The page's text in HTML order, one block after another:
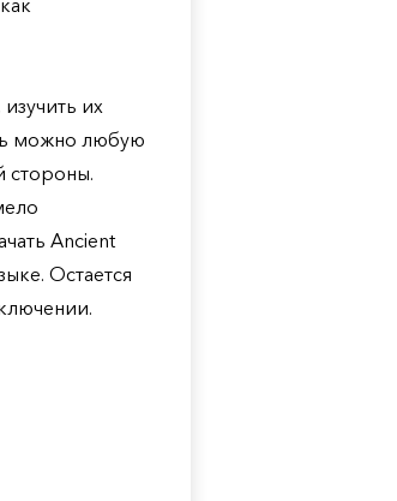
их
можно любую
стороны.
Ancient
Остается